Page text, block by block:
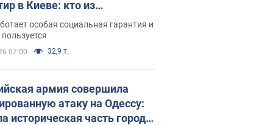
в Киеве: кто из
просил средства
особая социальная гарантия и
07:00 32,9 т.
армия совершила
атаку на Одессу:
историческая часть города,